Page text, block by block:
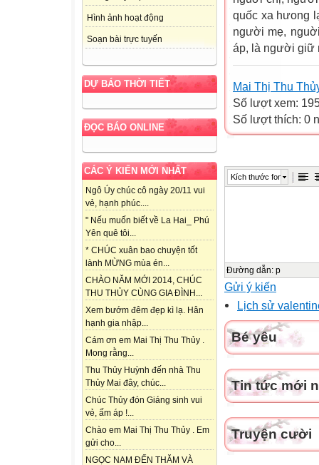
Hình ảnh hoạt động
Soạn bài trực tuyến
DỰ BÁO THỜI TIẾT
ĐỌC BÁO ONLINE
CÁC Ý KIẾN MỚI NHẤT
Ngô Úy chúc cô ngày 20/11 vui
vẻ, hạnh phúc....
" Nếu muốn biết về La Hai_ Phú
Yên quê tôi...
* CHÚC xuân bao chuyện tốt
lành MỪNG mùa én...
CHÀO NĂM MỚI 2014, CHÚC
THU THỦY CÙNG GIA ĐÌNH...
Xem bướm đêm đẹp kì lạ. Hân
hạnh gia nhập...
Cám ơn em Mai Thị Thu Thủy .
Mong rằng...
Thu Thủy Huỳnh đến nhà Thu
Thủy Mai đây, chúc...
Chúc Thủy đón Giáng sinh vui
vẻ, ấm áp !...
Chào em Mai Thị Thu Thủy . Em
gửi cho...
NGỌC NAM ĐẾN THĂM VÀ
quốc xa hưong
người mẹ,
áp, là người giữ
Mai Thị Thu
Số lượt xem:
Số lượt thích: 0
Kích thước font
Đường dẫn: p
Gửi ý kiến
Lịch sử
Bé yêu
Tin tức mới
Truyện cười